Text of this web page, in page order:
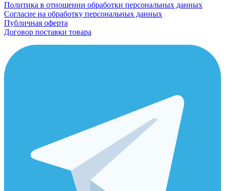
Политика в отношении обработки персональных данных
Согласие на обработку персональных данных
Публичная оферта
Договор поставки товара